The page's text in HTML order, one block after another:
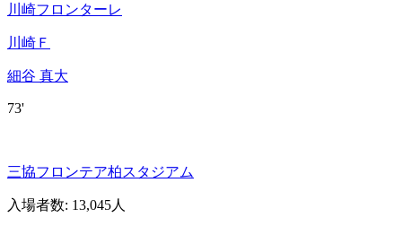
川崎フロンターレ
川崎Ｆ
細谷 真大
73'
三協フロンテア柏スタジアム
入場者数: 13,045人